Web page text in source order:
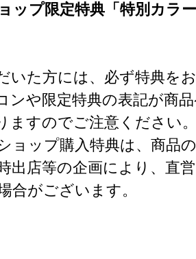
ップ限定特典「特別カラ
いた方には、必ず特典を
ンや限定特典の表記が商
ますのでご注意ください
ョップ購入特典は、商品
出店等の企画により、直
合がございます。